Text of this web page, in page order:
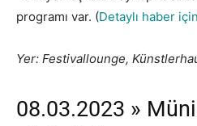
programı var. (Detaylı haber
Yer: Festivallounge,
08.03.2023 »